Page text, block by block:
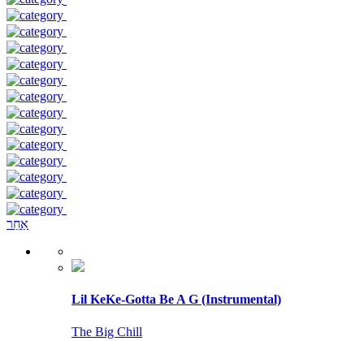
אַחֵר
Lil KeKe-Gotta Be A G (Instrumental)
The Big Chill